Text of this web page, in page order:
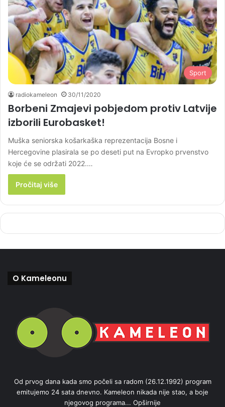
Sport
radiokameleon 30/11/2020
Borbeni Zmajevi pobjedom protiv Latvije
izborili Eurobasket!
Muška seniorska košarkaška reprezentacija Bosne i
Hercegovine plasirala se po deseti put na Evropko prvenstvo
koje će se održati 2022.…
Pročitaj više
O Kameleonu
Od prvog dana kada smo počeli sa radom (26.12.1992) program
emitujemo 24 sata dnevno. Kameleon nikada nije stao, a boje
njegovog programa... Opširnije